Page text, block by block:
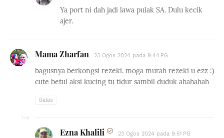
Ya port ni dah jadi lawa pulak SA. Dulu kecik
ajer.
Mama Zharfan 23 Ogos 2024 pada 9:44 PG
bagusnya berkongsi rezeki. moga murah rezeki u ezz :)
cute betul aksi kucing tu tidur sambil duduk ahahahah
Balas
Ezna Khalili 23 Ogos 2024 pada 9:51 PG